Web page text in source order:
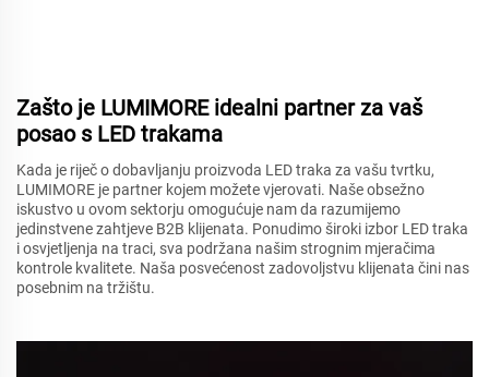
Zašto je LUMIMORE idealni partner za vaš
posao s LED trakama
Kada je riječ o dobavljanju proizvoda LED traka za vašu tvrtku,
LUMIMORE je partner kojem možete vjerovati. Naše obsežno
iskustvo u ovom sektorju omogućuje nam da razumijemo
jedinstvene zahtjeve B2B klijenata. Ponudimo široki izbor LED traka
i osvjetljenja na traci, sva podržana našim strognim mjeračima
kontrole kvalitete. Naša posvećenost zadovoljstvu klijenata čini nas
posebnim na tržištu.